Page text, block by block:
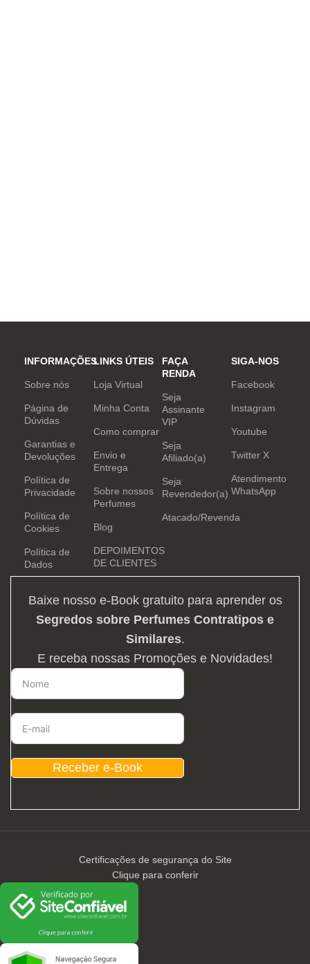
INFORMAÇÕES
Sobre nós
Página de
Dúvidas
Garantias e
Devoluções
Política de
Privacidade
Política de
Cookies
Política de
Dados
LINKS ÚTEIS
Loja Virtual
Minha Conta
Como comprar
Envio e
Entrega
Sobre nossos
Perfumes
Blog
DEPOIMENTOS
DE CLIENTES
FAÇA
RENDA
Seja
Assinante
VIP
Seja
Afiliado(a)
Seja
Revendedor(a)
Atacado/Revenda
SIGA-NOS
Facebook
Instagram
Youtube
Twitter X
Atendimento
WhatsApp
Baixe nosso e-Book gratuito para aprender os
Segredos sobre Perfumes Contratipos e
Similares.
E receba nossas Promoções e Novidades!
Receber e-Book
Certificações de segurança do Site
Clique para conferir